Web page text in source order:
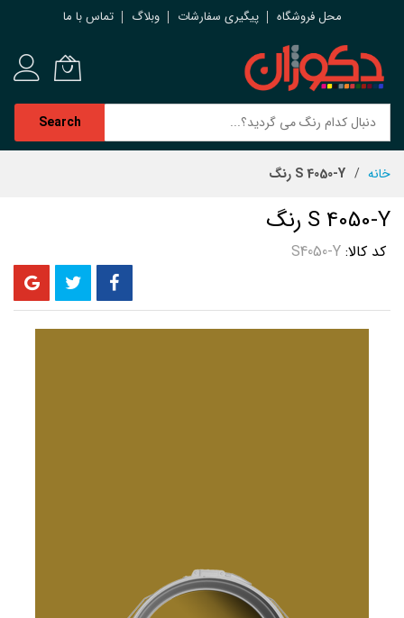
محل فروشگاه پیگیری سفارشات وبلاگ تماس با ما
Search
خانه S 4050-Y رنگ
S 4050-Y رنگ
کد کالا S4050-Y